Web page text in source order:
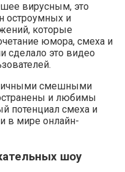
вирусным, это
остроумных и
которые
юмора, смеха и
сделало это видео
смешными
и любимы
потенциал смеха и
в мире онлайн-
шоу